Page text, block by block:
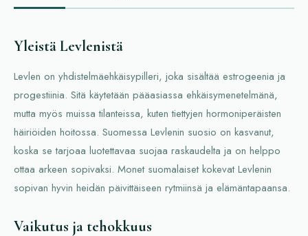
Yleistä Levlenistä
Levlen on yhdistelmäehkäisypilleri, joka sisältää estrogeenia ja
progestiinia. Sitä käytetään pääasiassa ehkäisymenetelmänä,
mutta myös muissa tilanteissa, kuten tiettyjen hormoniperäisten
häiriöiden hoitossa. Suomessa Levlenin suosio on kasvanut,
koska se tarjoaa luotettavaa suojaa raskaudelta ja on helppo
ottaa arkeen sopivaksi. Monet suomalaiset kokevat Levlenin
sopivan hyvin heidän päivittäiseen rytmiinsä ja elämäntapaansa.
Vaikutus ja tehokkuus